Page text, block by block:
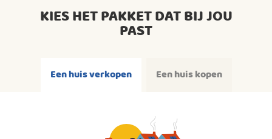
KIES HET PAKKET DAT BIJ JOU
PAST
Een huis verkopen Een huis kopen